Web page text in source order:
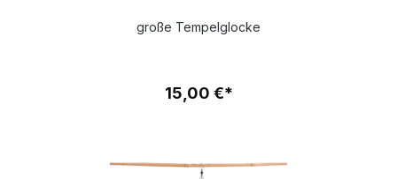
große Tempelglocke
15,00 €*